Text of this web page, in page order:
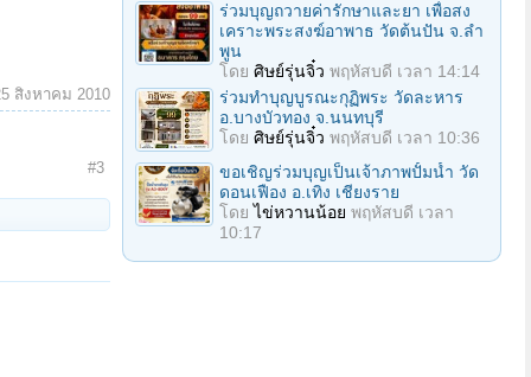
สิงหาคม 2010
#3
ร่วมบุญถวายค่ารักษาและยา เพื่อสง
เคราะพระสงฆ์อาพาธ วัดต้นปัน จ.ลํา
พูน
โดย ศิษย์รุ่นจิ๋ว พฤหัสบดี เวลา 14:14
ร่วมทําบุญบูรณะกุฏิพระ วัดละหาร
อ.บางบัวทอง จ.นนทบุรี
โดย ศิษย์รุ่นจิ๋ว พฤหัสบดี เวลา 10:36
ขอเชิญร่วมบุญเป็นเจ้าภาพปั้มน้ำ วัด
ดอนเฟือง อ.เทิง เชียงราย
โดยไข่หวานน้อย พฤหัสบดี เวลา
10:17